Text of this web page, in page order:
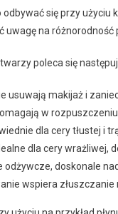
odbywać się przy użyciu
uwagę na
poleca się
usuwają makijaż i
w
dla cery tłustej i
dla cery wrażliwej,
odżywcze, doskonale
wspiera